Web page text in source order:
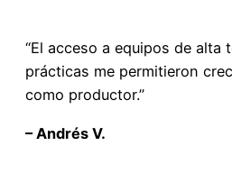
“El acceso a equipos de alta
prácticas me permitieron
como productor.”
– Andrés V.